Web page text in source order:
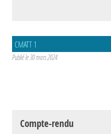
CMATT 1
Publié le 30 mars 2024
Compte-rendu